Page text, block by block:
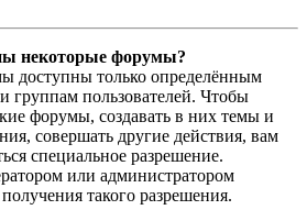
некоторые форумы?
доступны только определённым
группам пользователей. Чтобы
форумы, создавать в них темы и
совершать другие действия, вам
специальное разрешение.
или администратором
такого разрешения.